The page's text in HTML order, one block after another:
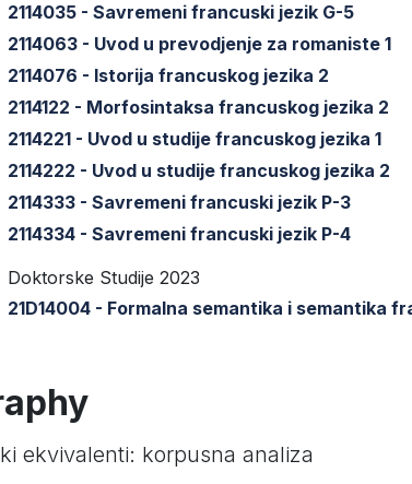
2114035 - Savremeni francuski jezik G-5
2114063 - Uvod u prevodjenje za romaniste 1
2114076 - Istorija francuskog jezika 2
2114122 - Morfosintaksa francuskog jezika 2
2114221 - Uvod u studije francuskog jezika 1
2114222 - Uvod u studije francuskog jezika 2
2114333 - Savremeni francuski jezik P-3
2114334 - Savremeni francuski jezik P-4
Doktorske Studije 2023
21D14004 - Formalna semantika i semantika
ekvivalenti: korpusna analiza